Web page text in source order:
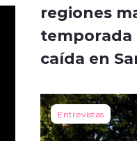
regiones
temporada
caída en
Entrevistas